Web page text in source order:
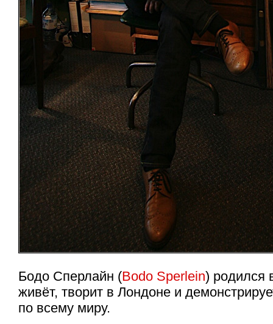
Бодо Сперлайн (Bodo Sperlein) родился
живёт, творит в Лондоне и
по всему миру.